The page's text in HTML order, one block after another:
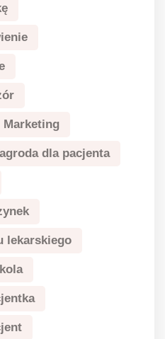
Marketing
dla pacjenta
lekarskiego